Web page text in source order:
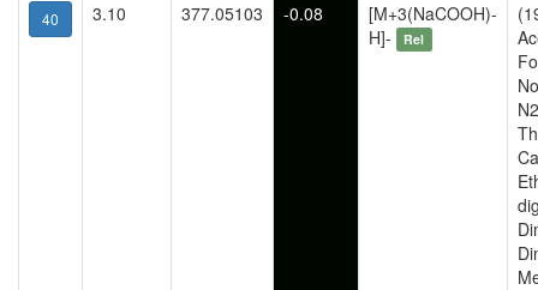
40 3.10 377.05103 -0.08
[M+3(NaCOOH)-
H]-
Rel